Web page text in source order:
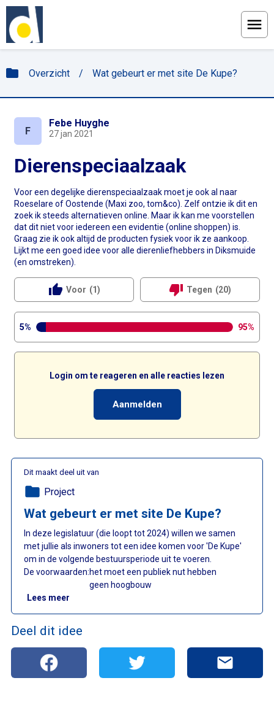
folder Overzicht / Wat gebeurt er met site De Kupe?
F
Febe Huyghe
27 jan 2021
Dierenspeciaalzaak
Voor een degelijke dierenspeciaalzaak moet je ook al naar
Roeselare of Oostende (Maxi zoo, tom&co). Zelf ontzie ik dit en
zoek ik steeds alternatieven online. Maar ik kan me voorstellen
dat dit niet voor iedereen een evidentie (online shoppen) is.
Graag zie ik ook altijd de producten fysiek voor ik ze aankoop.
Lijkt me een goed idee voor alle dierenliefhebbers in Diksmuide
(en omstreken).
thumb_up Voor (1) thumb_down Tegen (20)
5% 95%
Login om te reageren en alle reacties lezen
Aanmelden
Dit maakt deel uit van
folder Project
Wat gebeurt er met site De Kupe?
In deze legislatuur (die loopt tot 2024) willen we samen
met jullie als inwoners tot een idee komen voor 'De Kupe'
om in de volgende bestuursperiode uit te voeren.
De voorwaarden:het moet een publiek nut hebben
geen hoogbouw
Lees meer
Deel dit idee
mail